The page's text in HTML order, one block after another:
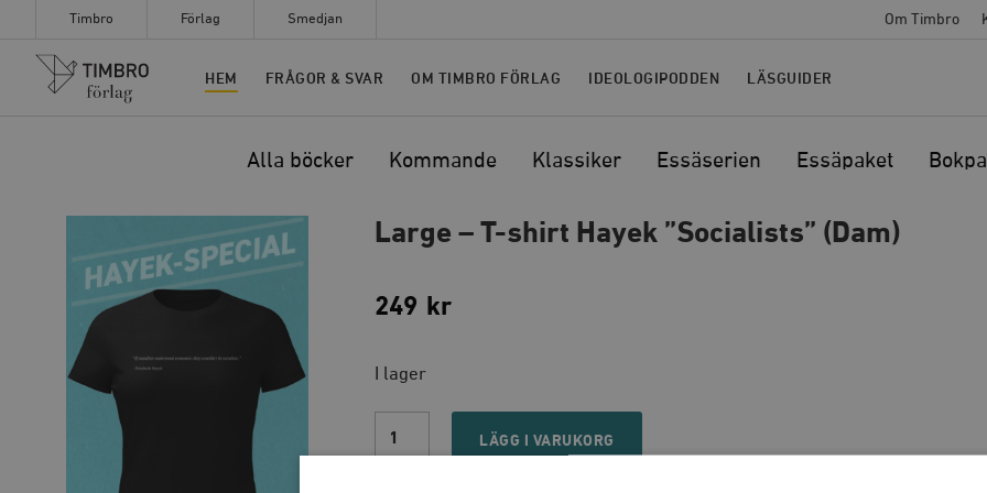
Timbro Förlag Smedjan Om Timbro
Timbro
HEM FRÅGOR & SVAR OM TIMBRO FÖRLAG IDEOLOGIPODDEN LÄSGUIDER
Alla böcker Kommande Klassiker Essäserien Essäpaket
Large – T-shirt Hayek ”Socialists” (Dam)
249 kr
I lager
T-
LÄGG I VARUKORG